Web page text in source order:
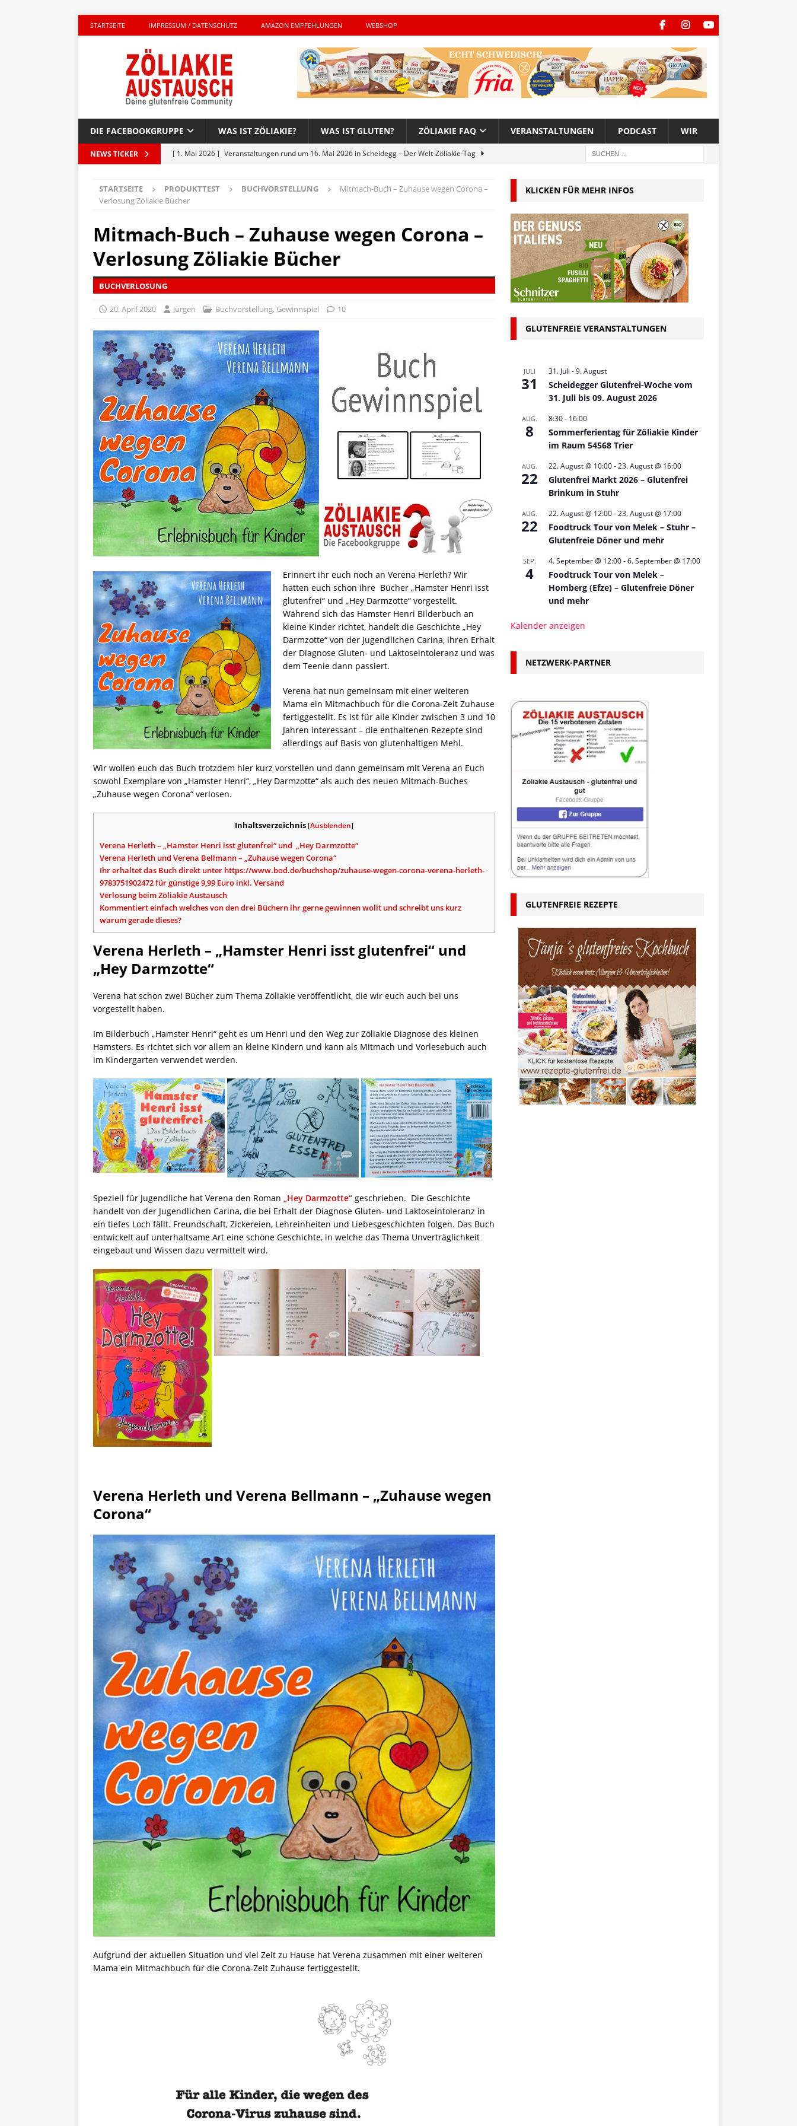
STARTSEITE IMPRESSUM / DATENSCHUTZ AMAZON EMPFEHLUNGEN WEBSHOP
DIE FACEBOOKGRUPPE WAS IST ZÖLIAKIE? WAS IST GLUTEN? ZÖLIAKIE FAQ VERANSTALTUNGEN PODCAST WIR
NEWS TICKER [ 1. Mai 2026 ] Veranstaltungen rund um 16. Mai 2026 in Scheidegg – Der Welt-Zöliakie-Tag
[ 27. April 2026 ]
Komplett glutenfreie Woche bei Hans im Glück – Es geht auch 2026 weiter!
[ 23. April 2026 ]
Kinderbuch – Der unerwünschte Gast von Hendrikje Balsmeyer
PRODUKTTEST
[ 5. April 2026 ] Verpackungen bei glutenfreien Produkten – Spagat zwischen Sicherheit und
Ökologie
ALLGEMEIN
[ 15. Mai 2026 ] Katha backt glutenfrei – Das Familienbackbuch für Groß und Klein
ALLGEMEIN
STARTSEITE PRODUKTTEST BUCHVORSTELLUNG
Mitmach-Buch – Zuhause wegen Corona –
Verlosung Zöliakie Bücher
Mitmach-Buch – Zuhause wegen Corona –
Verlosung Zöliakie Bücher
BUCHVERLOSUNG
20. April 2020 Jürgen Buchvorstellung, Gewinnspiel 10
Erinnert ihr euch noch an Verena Herleth? Wir
hatten euch schon ihre Bücher „Hamster Henri isst
glutenfrei“ und „Hey Darmzotte“ vorgestellt.
Während sich das Hamster Henri Bilderbuch an
kleine Kinder richtet, handelt die Geschichte „Hey
Darmzotte“ von der Jugendlichen Carina, ihren Erhalt
der Diagnose Gluten- und Laktoseintoleranz und was
dem Teenie dann passiert.
Verena hat nun gemeinsam mit einer weiteren
Mama ein Mitmachbuch für die Corona-Zeit Zuhause
fertiggestellt. Es ist für alle Kinder zwischen 3 und 10
Jahren interessant – die enthaltenen Rezepte sind
allerdings auf Basis von glutenhaltigen Mehl.
Wir wollen euch das Buch trotzdem hier kurz vorstellen und dann gemeinsam mit Verena an Euch
sowohl Exemplare von „Hamster Henri“, „Hey Darmzotte“ als auch des neuen Mitmach-Buches
„Zuhause wegen Corona“ verlosen.
Inhaltsverzeichnis [Ausblenden]
Verena Herleth – „Hamster Henri isst glutenfrei“ und „Hey Darmzotte“
Verena Herleth und Verena Bellmann – „Zuhause wegen Corona“
Ihr erhaltet das Buch direkt unter https://www.bod.de/buchshop/zuhause-wegen-corona-verena-herleth-
9783751902472 für günstige 9,99 Euro inkl. Versand
Verlosung beim Zöliakie Austausch
Kommentiert einfach welches von den drei Büchern ihr gerne gewinnen wollt und schreibt uns kurz
warum gerade dieses?
Verena Herleth – „Hamster Henri isst glutenfrei“ und
„Hey Darmzotte“
Verena hat schon zwei Bücher zum Thema Zöliakie veröffentlicht, die wir euch auch bei uns
vorgestellt haben.
Im Bilderbuch „Hamster Henri“ geht es um Henri und den Weg zur Zöliakie Diagnose des kleinen
Hamsters. Es richtet sich vor allem an kleine Kindern und kann als Mitmach und Vorlesebuch auch
im Kindergarten verwendet werden.
Speziell für Jugendliche hat Verena den Roman „Hey Darmzotte“ geschrieben. Die Geschichte
handelt von der Jugendlichen Carina, die bei Erhalt der Diagnose Gluten- und Laktoseintoleranz in
ein tiefes Loch fällt. Freundschaft, Zickereien, Lehreinheiten und Liebesgeschichten folgen. Das Buch
entwickelt auf unterhaltsame Art eine schöne Geschichte, in welche das Thema Unverträglichkeit
eingebaut und Wissen dazu vermittelt wird.
Verena Herleth und Verena Bellmann – „Zuhause wegen
Corona“
Aufgrund der aktuellen Situation und viel Zeit zu Hause hat Verena zusammen mit einer weiteren
Mama ein Mitmachbuch für die Corona-Zeit Zuhause fertiggestellt.
KLICKEN FÜR MEHR INFOS
GLUTENFREIE VERANSTALTUNGEN
JULI
31
31. Juli -9. August
Scheidegger Glutenfrei-Woche vom
31. Juli bis 09. August 2026
AUG.
8
8:30- 16:00
Sommerferientag für Zöliakie Kinder
im Raum 54568 Trier
AUG.
22
22. August @ 10:00-23. August @ 16:00
Glutenfrei Markt 2026 – Glutenfrei
Brinkum in Stuhr
AUG.
22
22. August @ 12:00-23. August @ 17:00
Foodtruck Tour von Melek – Stuhr –
Glutenfreie Döner und mehr
SEP.
4
4. September @ 12:00-6. September @ 17:00
Foodtruck Tour von Melek –
Homberg (Efze) – Glutenfreie Döner
und mehr
Kalender anzeigen
NETZWERK-PARTNER
GLUTENFREIE REZEPTE